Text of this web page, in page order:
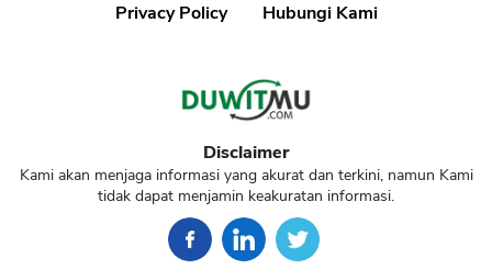
Privacy Policy
Hubungi Kami
Disclaimer
Kami akan menjaga informasi yang akurat dan terkini, namun Kami
tidak dapat menjamin keakuratan informasi.